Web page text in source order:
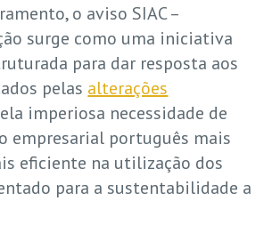
o aviso SIAC –
surge como uma iniciativa
para dar resposta aos
pelas alterações
imperiosa necessidade de
empresarial português mais
eficiente na utilização dos
para a sustentabilidade a